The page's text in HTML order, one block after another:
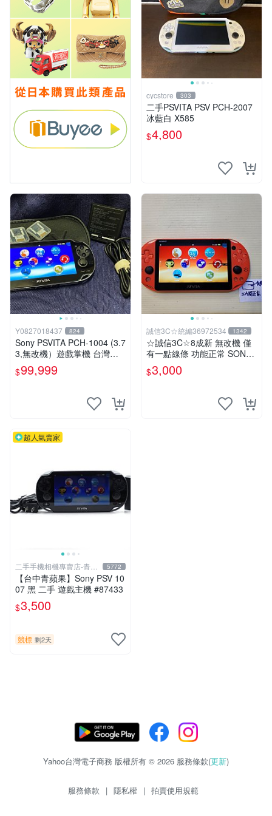
cycstore 303
二手PSVITA PSV PCH-2007
冰藍白 X585
$4,800
Y0827018437 824
Sony PSVITA PCH-1004 (3.7
3,無改機）遊戲掌機 台灣公
司貨
$99,999
誠信3C☆統編36972534 1342
☆誠信3C☆8成新 無改機 僅
有一點線條 功能正常 SONY
PSV VITA 主機 2000 型 二手
功能正常 賣3千 也可用各式
$3,000
超人氣賣家
二手手機相機專賣店-青蘋
果3c
5772
【台中青蘋果】Sony PSV 10
07 黑 二手 遊戲主機 #87433
$3,500
競標 剩2天
Yahoo台灣電子商務 版權所有 © 2026 服務條款(更新)
服務條款 | 隱私權 | 拍賣使用規範